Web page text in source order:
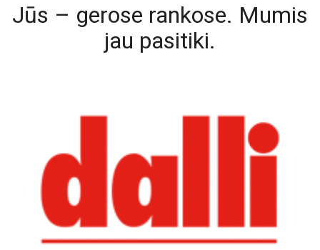
Jūs – gerose rankose. Mumis
jau pasitiki.